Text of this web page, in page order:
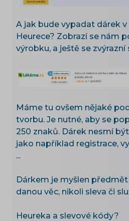
A jak bude vypadat dárek v
Heurece? Zobrazí se nám
výrobku, a ještě se zvýrazní
Máme tu ovšem nějaké
tvorbu. Je nutné, aby se
250 znaků. Dárek nesmí
jako například registrace,
...
Dárkem je myšlen předmět
danou věc, nikoli sleva či
Heureka a slevové kódy?